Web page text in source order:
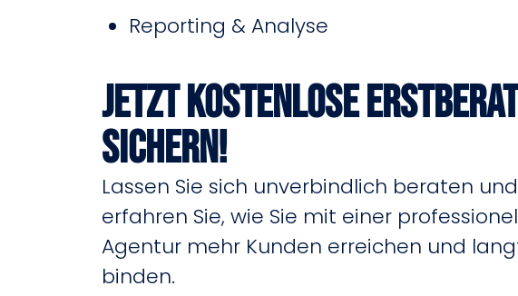
Reporting & Analyse
Jetzt kostenlose
sichern!
Lassen Sie sich unverbindlich beraten und
erfahren Sie, wie Sie mit einer
Agentur mehr Kunden erreichen und
binden.